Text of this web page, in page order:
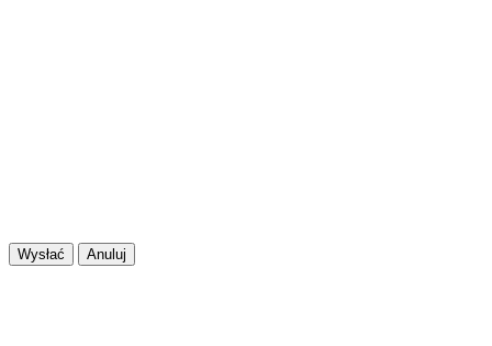
Wysłać Anuluj